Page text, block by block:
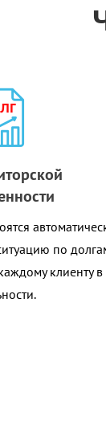
по
клиенту в